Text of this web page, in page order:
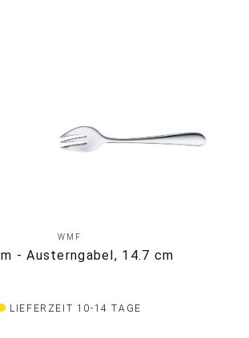
WMF
- Austerngabel, 14.7 cm
LIEFERZEIT 10-14 TAGE